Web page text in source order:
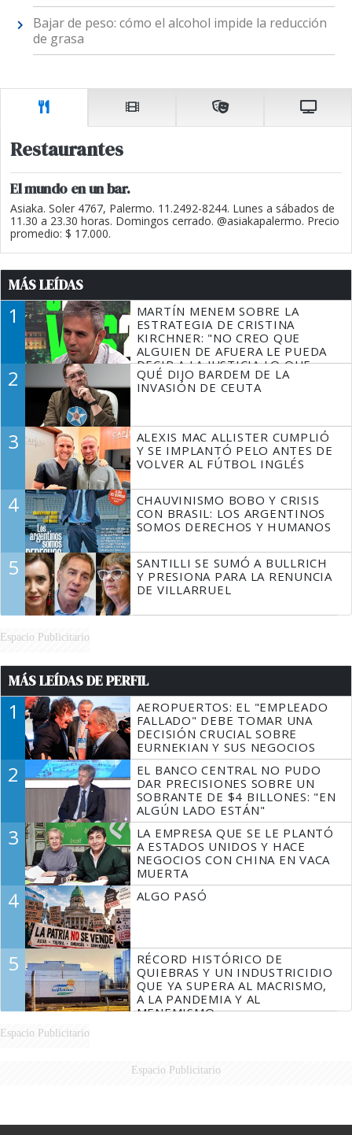
Bajar de peso: cómo el alcohol impide la reducción
de grasa
Restaurantes
El mundo en un bar.
Asiaka. Soler 4767, Palermo. 11.2492-8244. Lunes a sábados de
11.30 a 23.30 horas. Domingos cerrado. @asiakapalermo. Precio
promedio: $ 17.000.
MÁS LEÍDAS
1
MARTÍN MENEM SOBRE LA
ESTRATEGIA DE CRISTINA
KIRCHNER: "NO CREO QUE
ALGUIEN DE AFUERA LE PUEDA
DECIR A LA JUSTICIA LO QUE
TIENE QUE HACER"
2
QUÉ DIJO BARDEM DE LA
INVASIÓN DE CEUTA
3
ALEXIS MAC ALLISTER CUMPLIÓ
Y SE IMPLANTÓ PELO ANTES DE
VOLVER AL FÚTBOL INGLÉS
4
CHAUVINISMO BOBO Y CRISIS
CON BRASIL: LOS ARGENTINOS
SOMOS DERECHOS Y HUMANOS
5
SANTILLI SE SUMÓ A BULLRICH
Y PRESIONA PARA LA RENUNCIA
DE VILLARRUEL
Espacio Publicitario
MÁS LEÍDAS DE PERFIL
1
AEROPUERTOS: EL "EMPLEADO
FALLADO" DEBE TOMAR UNA
DECISIÓN CRUCIAL SOBRE
EURNEKIAN Y SUS NEGOCIOS
2
EL BANCO CENTRAL NO PUDO
DAR PRECISIONES SOBRE UN
SOBRANTE DE $4 BILLONES: "EN
ALGÚN LADO ESTÁN"
3
LA EMPRESA QUE SE LE PLANTÓ
A ESTADOS UNIDOS Y HACE
NEGOCIOS CON CHINA EN VACA
MUERTA
4 ALGO PASÓ
5
RÉCORD HISTÓRICO DE
QUIEBRAS Y UN INDUSTRICIDIO
QUE YA SUPERA AL MACRISMO,
A LA PANDEMIA Y AL
MENEMISMO
Espacio Publicitario
Espacio Publicitario